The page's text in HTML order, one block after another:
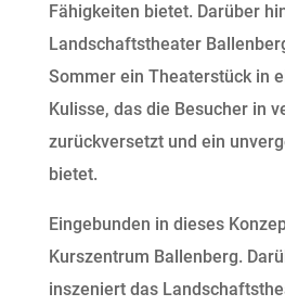
Fähigkeiten bietet. Darüber
Landschaftstheater
Sommer ein Theaterstück in
Kulisse, das die Besucher in
zurückversetzt und ein
bietet.
Eingebunden in dieses
Kurszentrum Ballenberg.
inszeniert das